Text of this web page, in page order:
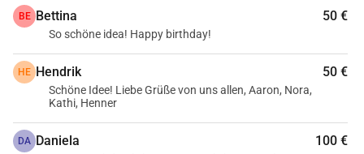
BE Bettina 50 €
So schöne idea! Happy birthday!
HE Hendrik 50 €
Schöne Idee! Liebe Grüße von uns allen, Aaron, Nora,
Kathi, Henner
DA Daniela 100 €